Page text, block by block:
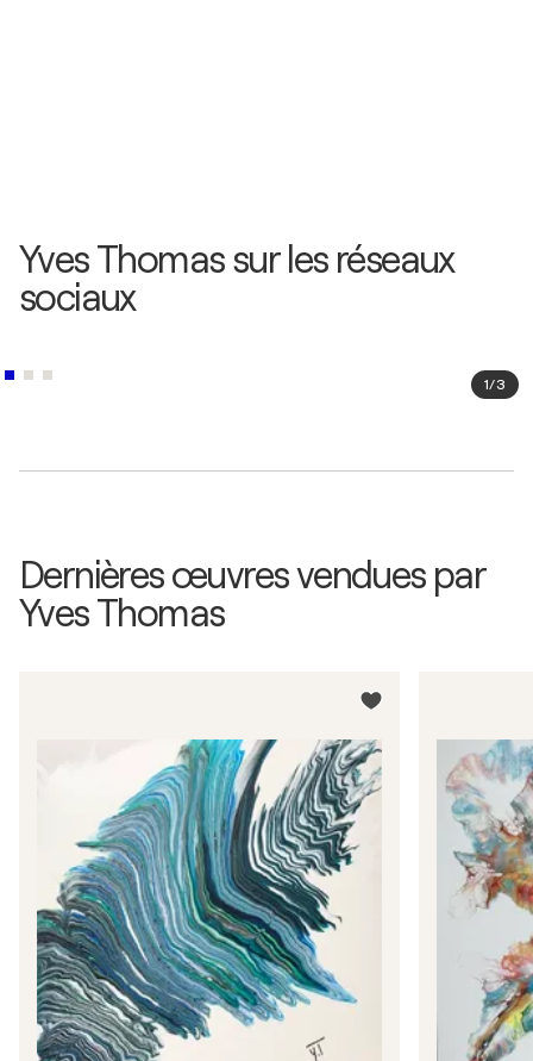
Yves Thomas sur les réseaux
sociaux
1/3
Dernières œuvres vendues par
Yves Thomas